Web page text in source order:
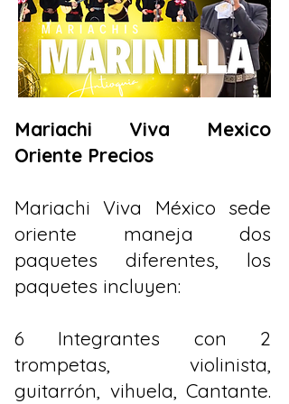
Mariachi Viva Mexico
Oriente Precios
Mariachi Viva México sede
oriente maneja dos
paquetes diferentes, los
paquetes incluyen:
6 Integrantes con 2
trompetas, violinista,
guitarrón, vihuela, Cantante.